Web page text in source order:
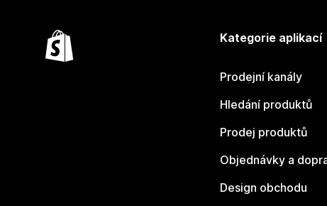
Kategorie aplikací
Prodejní kanály
Hledání produktů
Prodej produktů
Objednávky a
Design obchodu